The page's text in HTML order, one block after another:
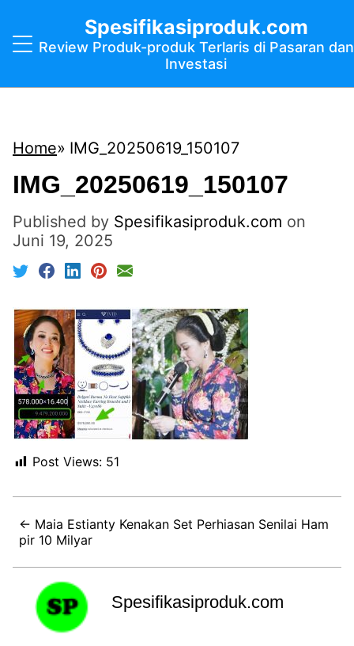
Spesifikasiproduk.com
Review Produk-produk Terlaris di Pasaran dan
Investasi
Home IMG_20250619_150107
IMG_20250619_150107
Published by Spesifikasiproduk.com on
Juni 19, 2025
Post Views: 51
← Maia Estianty Kenakan Set Perhiasan Senilai Ham
pir 10 Milyar
Spesifikasiproduk.com